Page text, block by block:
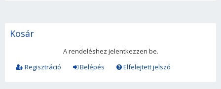
Kosár
A rendeléshez jelentkezzen be.
Regisztráció
Belépés Elfelejtett jelszó